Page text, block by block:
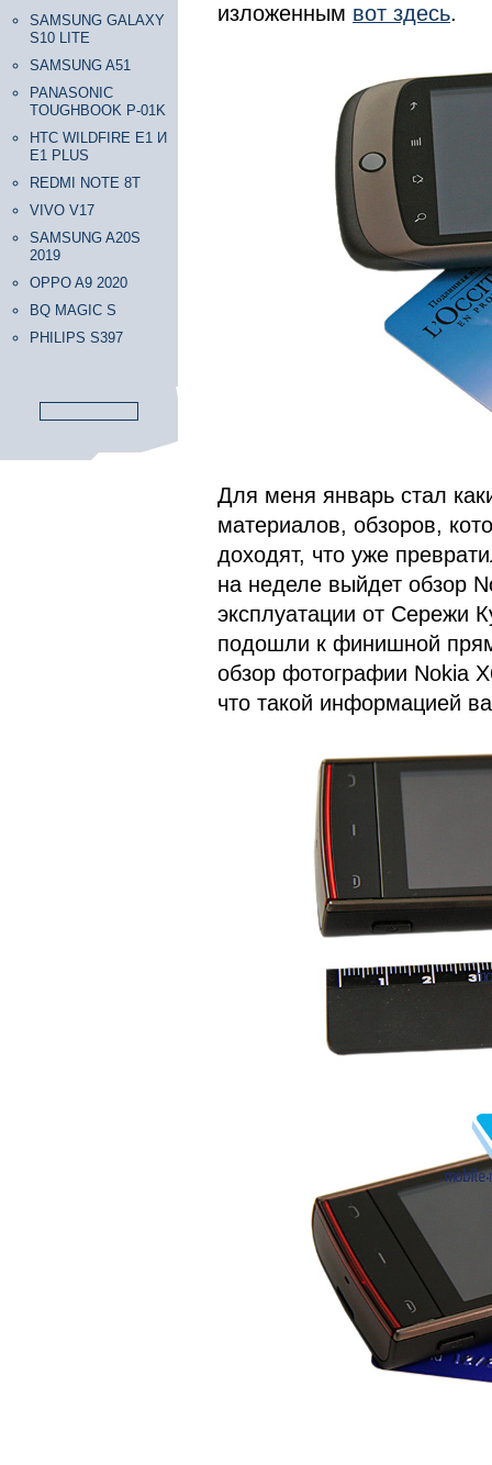
SAMSUNG GALAXY
S10 LITE
SAMSUNG A51
PANASONIC
TOUGHBOOK P-01K
HTC WILDFIRE E1 И
E1 PLUS
REDMI NOTE 8T
VIVO V17
SAMSUNG A20S
2019
OPPO A9 2020
BQ MAGIC S
PHILIPS S397
изложенным вот здесь.
Для меня январь стал
материалов, обзоров,
доходят, что уже
на неделе выйдет обзор
эксплуатации от Сережи
подошли к финишной
обзор фотографии Nokia
что такой информацией